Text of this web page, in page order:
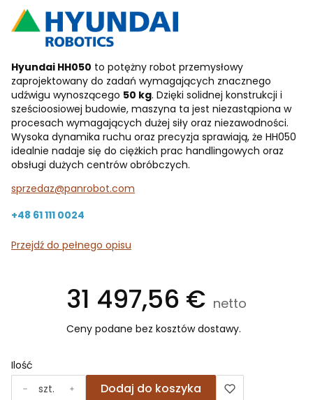
Hyundai HH050 to potężny robot przemysłowy
zaprojektowany do zadań wymagających znacznego
udźwigu wynoszącego 50 kg. Dzięki solidnej konstrukcji i
sześcioosiowej budowie, maszyna ta jest niezastąpiona w
procesach wymagających dużej siły oraz niezawodności.
Wysoka dynamika ruchu oraz precyzja sprawiają, że HH050
idealnie nadaje się do ciężkich prac handlingowych oraz
obsługi dużych centrów obróbczych.
sprzedaz@panrobot.com
+48 61 111 0024
Przejdź do pełnego opisu
Cena
31 497,56 €
Ceny podane bez kosztów dostawy.
Ilość
szt.
Dodaj do koszyka